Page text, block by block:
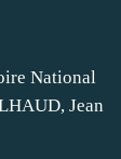
National
Jean